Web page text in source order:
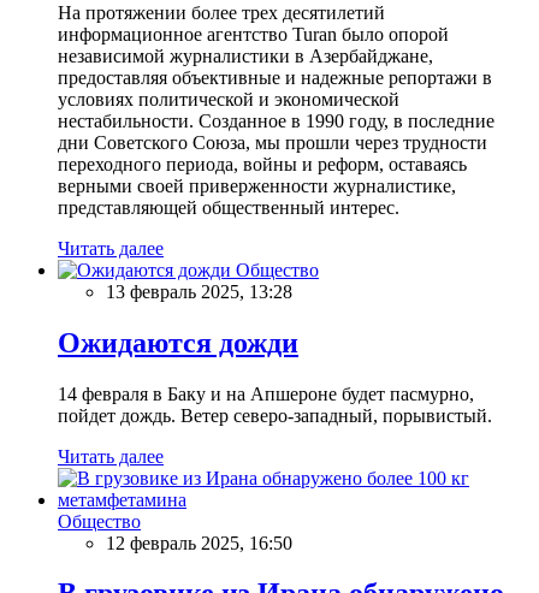
На протяжении более трех десятилетий
информационное агентство Turan было опорой
независимой журналистики в Азербайджане,
предоставляя объективные и надежные репортажи в
условиях политической и экономической
нестабильности. Созданное в 1990 году, в последние
дни Советского Союза, мы прошли через трудности
переходного периода, войны и реформ, оставаясь
верными своей приверженности журналистике,
представляющей общественный интерес.
Читать далее
Общество
13 февраль 2025, 13:28
Ожидаются дожди
14 февраля в Баку и на Апшероне будет пасмурно,
пойдет дождь. Ветер северо-западный, порывистый.
Читать далее
Общество
12 февраль 2025, 16:50